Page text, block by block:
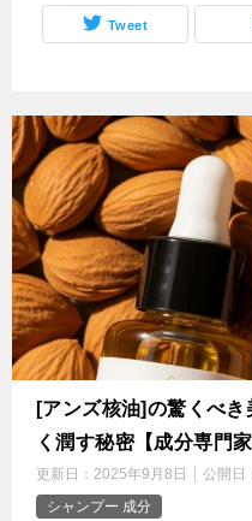
Tweet
[アンズ核油]の驚くべ
く潤す秘密【成分専門
更新日： 2025年9月8日 公開日
シャンプー 成分